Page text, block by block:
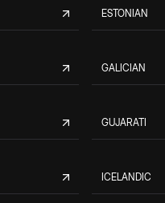
ESTONIAN
GALICIAN
GUJARATI
ICELANDIC